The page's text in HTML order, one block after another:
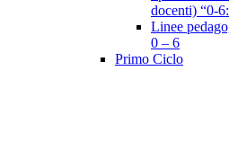
docenti) “0-
Linee
0 – 6
Primo Ciclo